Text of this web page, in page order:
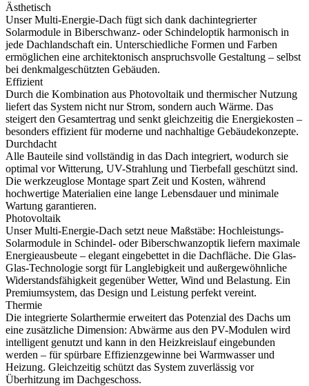
Ästhetisch
Unser Multi-Energie-Dach fügt sich dank dachintegrierter
Solarmodule in Biberschwanz- oder Schindeloptik harmonisch in
jede Dachlandschaft ein. Unterschiedliche Formen und Farben
ermöglichen eine architektonisch anspruchsvolle Gestaltung – selbst
bei denkmalgeschützten Gebäuden.
Effizient
Durch die Kombination aus Photovoltaik und thermischer Nutzung
liefert das System nicht nur Strom, sondern auch Wärme. Das
steigert den Gesamtertrag und senkt gleichzeitig die Energiekosten –
besonders effizient für moderne und nachhaltige Gebäudekonzepte.
Durchdacht
Alle Bauteile sind vollständig in das Dach integriert, wodurch sie
optimal vor Witterung, UV-Strahlung und Tierbefall geschützt sind.
Die werkzeuglose Montage spart Zeit und Kosten, während
hochwertige Materialien eine lange Lebensdauer und minimale
Wartung garantieren.
Photovoltaik
Unser Multi-Energie-Dach setzt neue Maßstäbe: Hochleistungs-
Solarmodule in Schindel- oder Biberschwanzoptik liefern maximale
Energieausbeute – elegant eingebettet in die Dachfläche. Die Glas-
Glas-Technologie sorgt für Langlebigkeit und außergewöhnliche
Widerstandsfähigkeit gegenüber Wetter, Wind und Belastung. Ein
Premiumsystem, das Design und Leistung perfekt vereint.
Thermie
Die integrierte Solarthermie erweitert das Potenzial des Dachs um
eine zusätzliche Dimension: Abwärme aus den PV-Modulen wird
intelligent genutzt und kann in den Heizkreislauf eingebunden
werden – für spürbare Effizienzgewinne bei Warmwasser und
Heizung. Gleichzeitig schützt das System zuverlässig vor
Überhitzung im Dachgeschoss.